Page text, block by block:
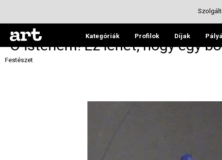
Kategóriák Profilok Díjak
"Ó Istenem! Ez lehet, hogy egy
Festészet